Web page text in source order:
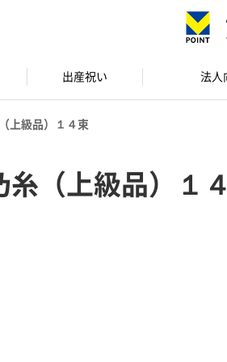
出産祝い 法人
上級品）１４束
糸（上級品）１